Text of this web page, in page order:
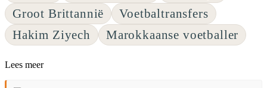
Groot Brittannië
Voetbaltransfers
Hakim Ziyech
Marokkaanse voetballer
Lees meer